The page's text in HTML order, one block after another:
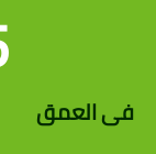
فى العمق